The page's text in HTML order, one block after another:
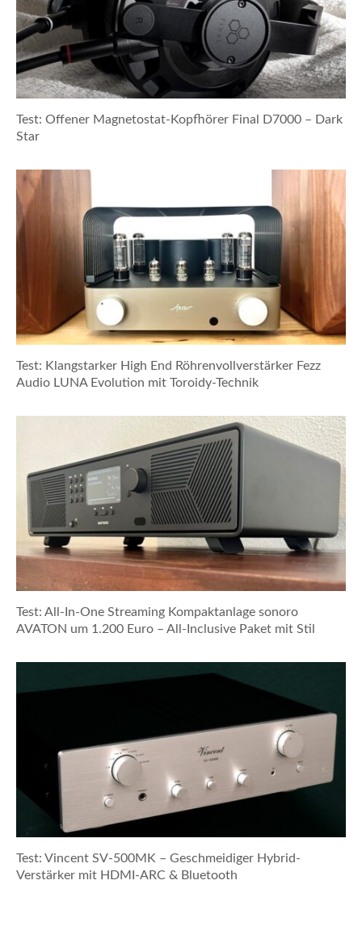
Test: Offener Magnetostat-Kopfhörer Final D7000 – Dark
Star
Test: Klangstarker High End Röhrenvollverstärker Fezz
Audio LUNA Evolution mit Toroidy-Technik
Test: All-In-One Streaming Kompaktanlage sonoro
AVATON um 1.200 Euro – All-Inclusive Paket mit Stil
Test: Vincent SV-500MK – Geschmeidiger Hybrid-
Verstärker mit HDMI-ARC & Bluetooth